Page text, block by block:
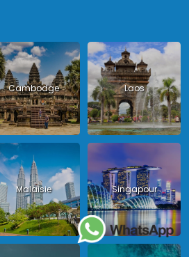
Cambodge Laos
Malaisie Singapour